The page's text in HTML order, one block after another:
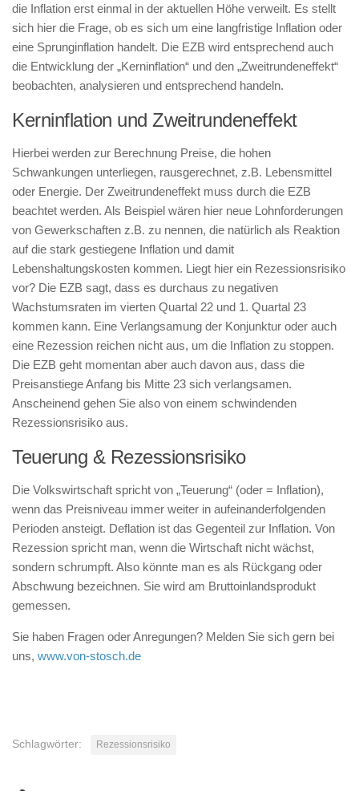
die Inflation erst einmal in der aktuellen Höhe verweilt. Es stellt
sich hier die Frage, ob es sich um eine langfristige Inflation oder
eine Sprunginflation handelt. Die EZB wird entsprechend auch
die Entwicklung der „Kerninflation“ und den „Zweitrundeneffekt“
beobachten, analysieren und entsprechend handeln.
Kerninflation und Zweitrundeneffekt
Hierbei werden zur Berechnung Preise, die hohen
Schwankungen unterliegen, rausgerechnet, z.B. Lebensmittel
oder Energie. Der Zweitrundeneffekt muss durch die EZB
beachtet werden. Als Beispiel wären hier neue Lohnforderungen
von Gewerkschaften z.B. zu nennen, die natürlich als Reaktion
auf die stark gestiegene Inflation und damit
Lebenshaltungskosten kommen. Liegt hier ein Rezessionsrisiko
vor? Die EZB sagt, dass es durchaus zu negativen
Wachstumsraten im vierten Quartal 22 und 1. Quartal 23
kommen kann. Eine Verlangsamung der Konjunktur oder auch
eine Rezession reichen nicht aus, um die Inflation zu stoppen.
Die EZB geht momentan aber auch davon aus, dass die
Preisanstiege Anfang bis Mitte 23 sich verlangsamen.
Anscheinend gehen Sie also von einem schwindenden
Rezessionsrisiko aus.
Teuerung & Rezessionsrisiko
Die Volkswirtschaft spricht von „Teuerung“ (oder = Inflation),
wenn das Preisniveau immer weiter in aufeinanderfolgenden
Perioden ansteigt. Deflation ist das Gegenteil zur Inflation. Von
Rezession spricht man, wenn die Wirtschaft nicht wächst,
sondern schrumpft. Also könnte man es als Rückgang oder
Abschwung bezeichnen. Sie wird am Bruttoinlandsprodukt
gemessen.
Sie haben Fragen oder Anregungen? Melden Sie sich gern bei
uns, www.von-stosch.de
Schlagwörter: Rezessionsrisiko